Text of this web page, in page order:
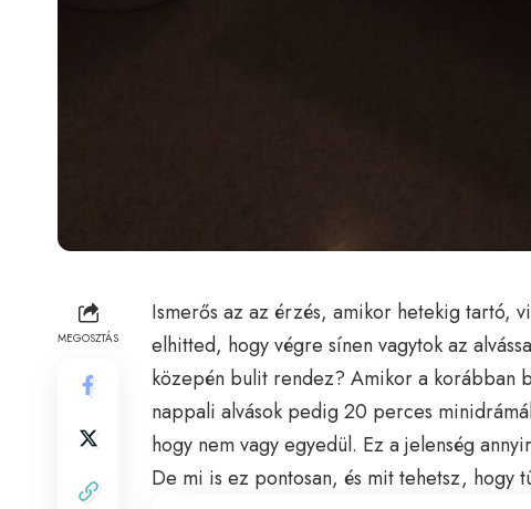
MEGOSZTÁS
Ismerős az az érzés, amikor hetekig tartó,
elhitted, hogy végre sínen vagytok az
közepén bulit rendez? Amikor a korábban
nappali alvások pedig 20 perces
hogy nem vagy egyedül. Ez a jelenség
De mi is ez pontosan, és mit tehetsz, hogy